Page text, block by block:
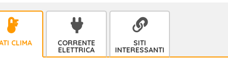
CLIMA CORRENTE
ELETTRICA
SITI
INTERESSANTI